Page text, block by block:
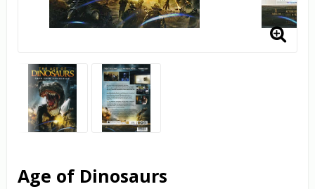
Age of Dinosaurs